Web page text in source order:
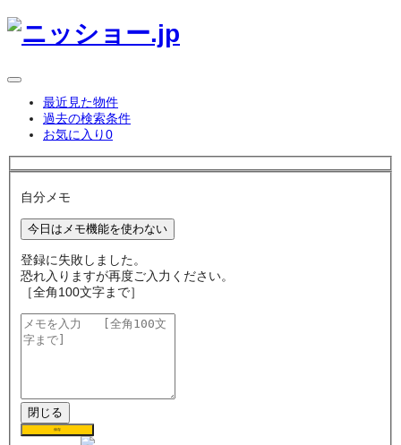
最近見た物件
過去の検索条件
お気に入り0
自分メモ
今日はメモ機能を使わない
登録に失敗しました。
恐れ入りますが再度ご入力ください。
［全角100文字まで］
閉じる
保存